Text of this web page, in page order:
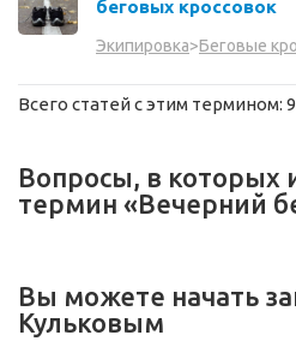
беговых кроссовок
Экипировка>Беговые
Всего статей с этим термином: 9
Вопросы, в которых
термин «Вечерний
Вы можете начать
Кульковым